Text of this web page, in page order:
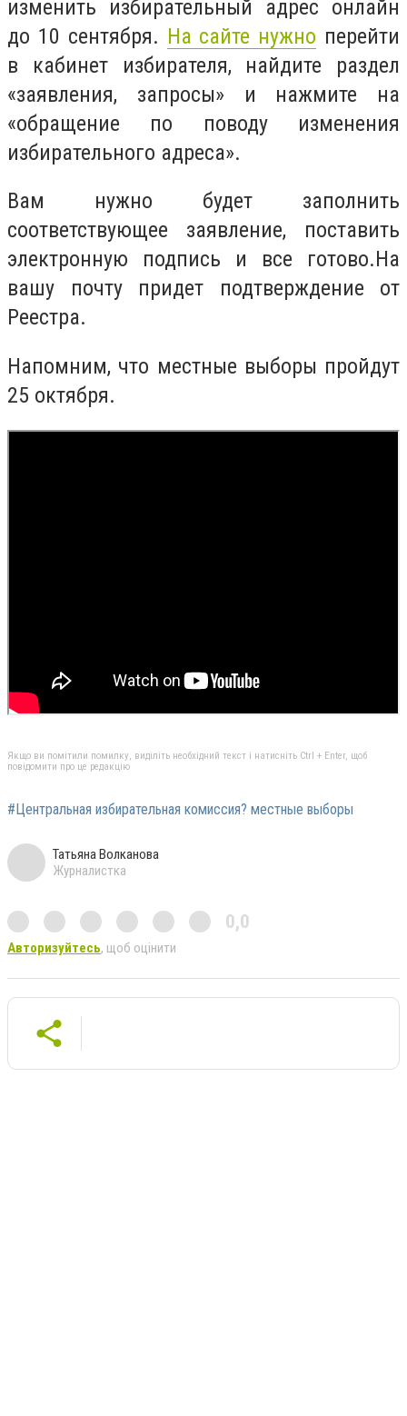
изменить избирательный адрес онлайн
до 10 сентября. На сайте нужно перейти
в кабинет избирателя, найдите раздел
«заявления, запросы» и нажмите на
«обращение по поводу изменения
избирательного адреса».
Вам нужно будет заполнить
соответствующее заявление, поставить
электронную подпись и все готово.На
вашу почту придет подтверждение от
Реестра.
Напомним, что местные выборы пройдут
25 октября.
Якщо ви помітили помилку, виділіть необхідний текст і натисніть Ctrl + Enter, щоб
повідомити про це редакцію
#Центральная избирательная комиссия? местные выборы
Татьяна Волканова
Журналистка
0,0
Авторизуйтесь, щоб оцінити